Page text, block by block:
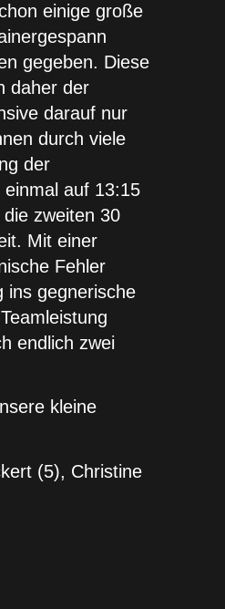
einige große
gegeben. Diese
daher der
darauf nur
durch viele
der
auf 13:15
zweiten 30
Mit einer
Fehler
ins gegnerische
endlich zwei
kleine
(5), Christine